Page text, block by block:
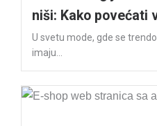
niši: Kako povećati
U svetu mode, gde se
imaju...